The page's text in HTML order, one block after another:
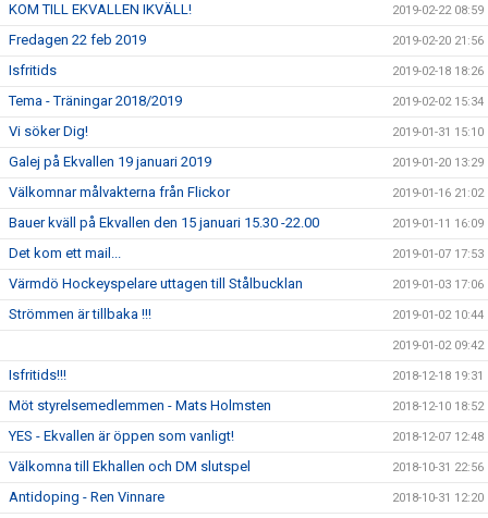
KOM TILL EKVALLEN IKVÄLL! 2019-02-22 08:59
Fredagen 22 feb 2019 2019-02-20 21:56
Isfritids 2019-02-18 18:26
Tema - Träningar 2018/2019 2019-02-02 15:34
Vi söker Dig! 2019-01-31 15:10
Galej på Ekvallen 19 januari 2019 2019-01-20 13:29
Välkomnar målvakterna från Flickor 2019-01-16 21:02
Bauer kväll på Ekvallen den 15 januari 15.30 -22.00 2019-01-11 16:09
Det kom ett mail... 2019-01-07 17:53
Värmdö Hockeyspelare uttagen till Stålbucklan 2019-01-03 17:06
Strömmen är tillbaka !!! 2019-01-02 10:44
2019-01-02 09:42
Isfritids!!! 2018-12-18 19:31
Möt styrelsemedlemmen - Mats Holmsten 2018-12-10 18:52
YES - Ekvallen är öppen som vanligt! 2018-12-07 12:48
Välkomna till Ekhallen och DM slutspel 2018-10-31 22:56
Antidoping - Ren Vinnare 2018-10-31 12:20